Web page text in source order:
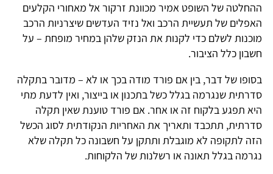
ההחלטה של השופט אמיר מכוונת זרקור אל מאחורי הקלעים
האפלים של תעשיית הרכב ואל נזיד העדשים שיצרניות הרכב
מוכנות לשלם כדי לקנות את הנזק שלהן במחיר מופחת – על
חשבון כלל הציבור.
בסופו של דבר, בין אם פורד מודה בכך או לא – מדובר בתקלה
סדרתית שנגרמה בגלל כשל בתכנון או בייצור, ואין לדעת מתי
היא תפגע בלקוח זה או אחר. אם פורד טוענת שאין תקלה
סדרתית, תתכבד ותאריך את האחריות הנקודתית לסוג הכשל
הזה לתקופה לא מוגבלת ותתקן על חשבונה כל תקלה שלא
נגרמה בגלל תאונה או רשלנות של הלקוחות.